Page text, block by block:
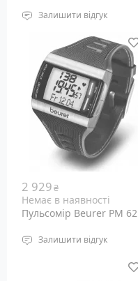
Залишити відгук
водонепроникність: до
Підсвічування дисплея:
світлодіодне
Габарити: н.д.
Вага: н.д.
2 929₴
Немає в наявності
Пульсомір Beurer PM 62
Залишити відгук
водонепроникність: до